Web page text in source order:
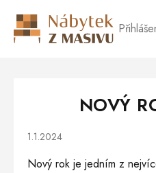
obsah
NOVÝ
1.1.2024
Nový rok je jedním z